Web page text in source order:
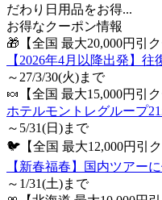
だわり日用品をお得...
お得なクーポン情報
🎁【全国 最大20,000円引
【2026年4月以降出発】
～27/3/30(火)まで
🍬【全国 最大15,000円引
ホテルモントレグループ
～5/31(日)まで
🐦【全国 最大12,000円引
【新春福春】国内ツアー
～1/31(土)まで